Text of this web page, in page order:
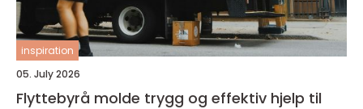
inspiration
05. July 2026
Flyttebyrå molde trygg og effektiv hjelp til